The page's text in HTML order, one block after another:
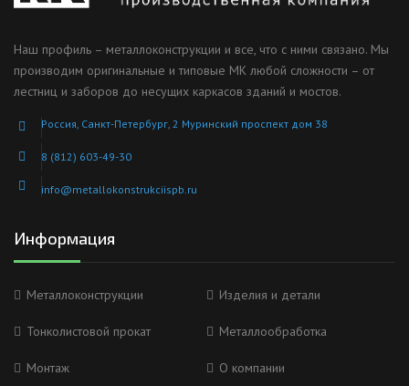
Наш профиль – металлоконструкции и все, что с ними связано. Мы
производим оригинальные и типовые МК любой сложности – от
лестниц и заборов до несущих каркасов зданий и мостов.
Россия, Санкт-Петербург, 2 Муринский проспект дом 38
8 (812) 603-49-30
info@metallokonstrukciispb.ru
Информация
Металлоконструкции Изделия и детали
Тонколистовой прокат Металлообработка
Монтаж О компании